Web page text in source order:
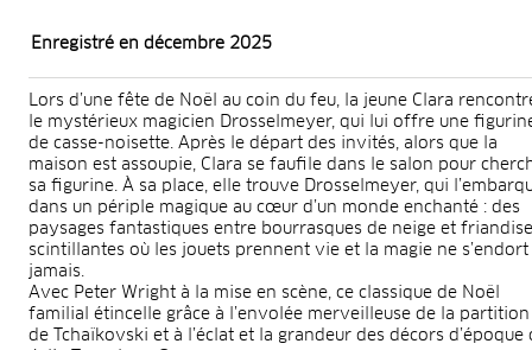
Enregistré en décembre 2025
Lors d’une fête de Noël au coin du feu, la jeune Clara
le mystérieux magicien Drosselmeyer, qui lui offre une
de casse-noisette. Après le départ des invités, alors que la
maison est assoupie, Clara se faufile dans le salon pour
sa figurine. À sa place, elle trouve Drosselmeyer, qui
dans un périple magique au cœur d’un monde enchanté : des
paysages fantastiques entre bourrasques de neige et
scintillantes où les jouets prennent vie et la magie ne s’endort
jamais.
Avec Peter Wright à la mise en scène, ce classique de Noël
familial étincelle grâce à l’envolée merveilleuse de la partition
de Tchaïkovski et à l’éclat et la grandeur des décors d’époque